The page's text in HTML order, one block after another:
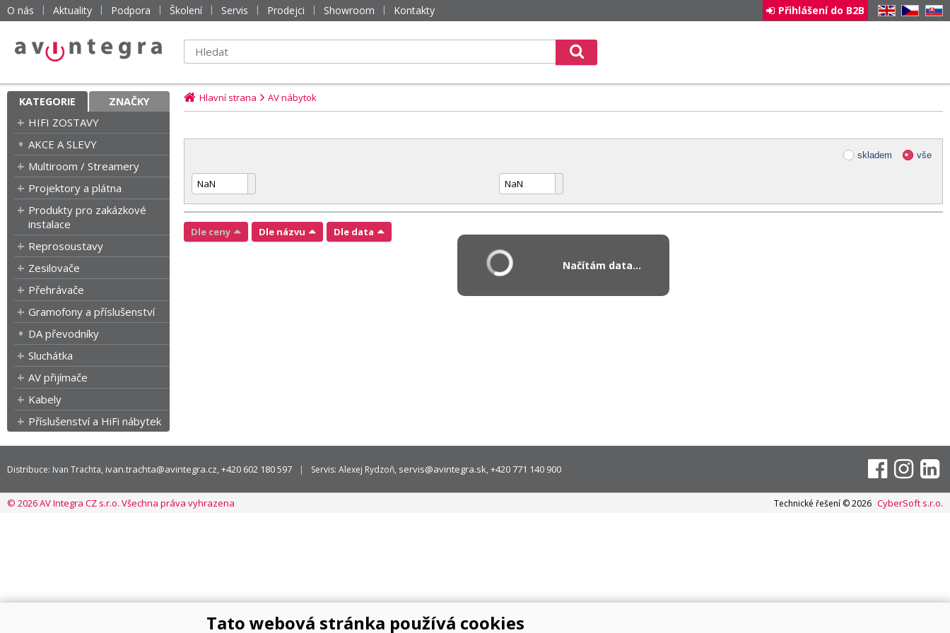
O nás Aktuality Podpora Školení Servis Prodejci Showroom Kontakty EN CZ SK
Přihlášení do B2B
KATEGORIE ZNAČKY
HIFI ZOSTAVY
AKCE A SLEVY
Multiroom / Streamery
Projektory a plátna
Produkty pro zakázkové
instalace
Reprosoustavy
Zesilovače
Přehrávače
Gramofony a příslušenství
DA převodníky
Sluchátka
AV přijímače
Kabely
Příslušenství a HiFi nábytek
Hlavní strana AV nábytok
skladem vše
Dle ceny Dle názvu Dle data
Distribuce: Ivan Trachta, ivan.trachta@avintegra.cz, +420 602 180 597 Servis: Alexej Rydzoň, servis@avintegra.sk, +420 771 140 900
© 2026 AV Integra CZ s.r.o. Všechna práva vyhrazena Technické řešení © 2026 CyberSoft s.r.o.
Tato webová stránka používá cookies
Načítám data...